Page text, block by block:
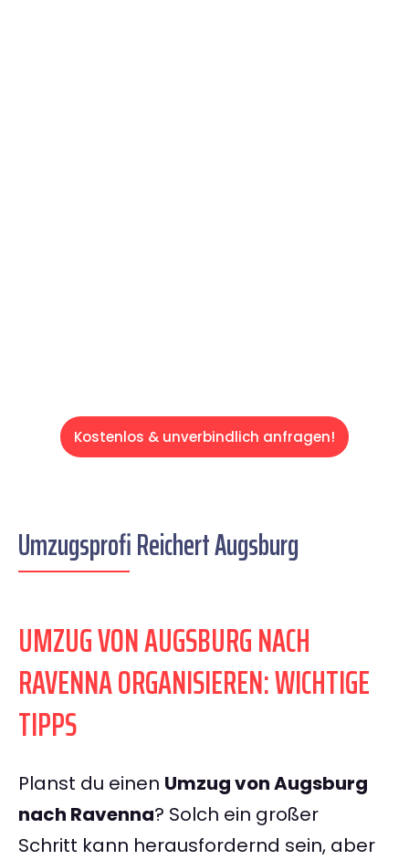
Kostenlos & unverbindlich anfragen!
Umzugsprofi Reichert Augsburg
UMZUG VON AUGSBURG NACH
RAVENNA ORGANISIEREN: WICHTIGE
TIPPS
Planst du einen Umzug von Augsburg
nach Ravenna? Solch ein großer
Schritt kann herausfordernd sein, aber